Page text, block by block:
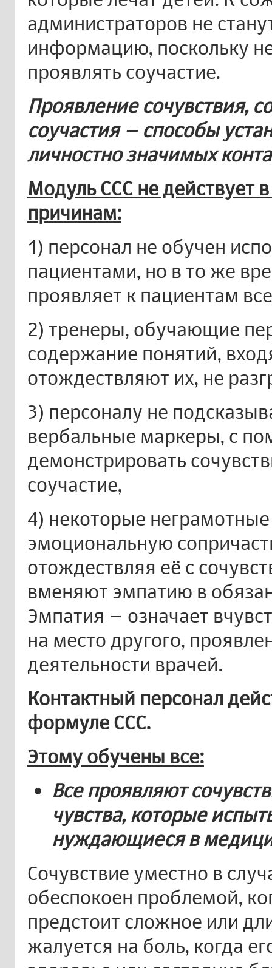
администраторов не
информацию, поскольку
проявлять соучастие.
Проявление сочувствия,
соучастия – способы
личностно значимых
Модуль ССС не действует
причинам:
1) персонал не обучен
пациентами, но в то же
проявляет к пациентам
2) тренеры, обучающие
содержание понятий,
отождествляют их, не
3) персоналу не
вербальные маркеры, с
демонстрировать
соучастие,
4) некоторые
эмоциональную
отождествляя её с
вменяют эмпатию в
Эмпатия – означает
на место другого,
деятельности врачей.
Контактный персонал
формуле ССС.
Этому обучены все:
Все проявляют
чувства, которые
нуждающиеся в
Сочувствие уместно в
обеспокоен проблемой,
предстоит сложное или
жалуется на боль, когда